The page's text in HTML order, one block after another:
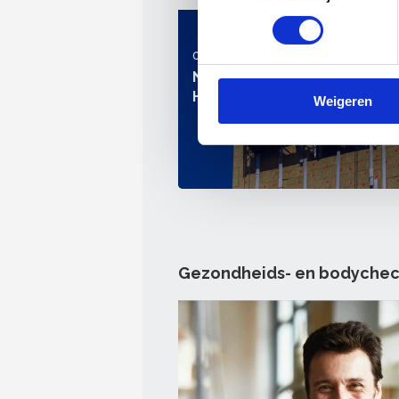
Weigeren
03 augustus 2026
Nieuw: Toolbox 'Tijdelijke
Hangbruginstallaties'
Gezondheids- en